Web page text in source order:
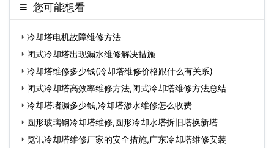
您可能想看
冷却塔电机故障维修方法
闭式冷却塔出现漏水维修解决措施
冷却塔维修多少钱(冷却塔维修价格跟什么有关系)
闭式冷却塔高效率维修方法,闭式冷却塔维修方法总结
冷却塔堵漏多少钱,冷却塔渗水维修怎么收费
圆形玻璃钢冷却塔维修,圆形冷却水塔拆旧塔换新塔
览讯冷却塔维修厂家的安全措施,广东冷却塔维修安装